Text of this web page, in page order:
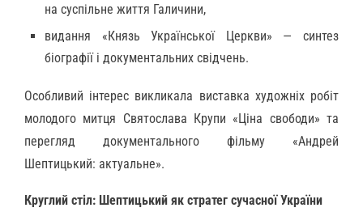
на суспільне життя Галичини,
видання «Князь Української Церкви» — синтез
біографії і документальних свідчень.
Особливий інтерес викликала виставка художніх робіт
молодого митця Святослава Крупи «Ціна свободи» та
перегляд документального фільму «Андрей
Шептицький: актуальне».
Круглий стіл: Шептицький як стратег сучасної України